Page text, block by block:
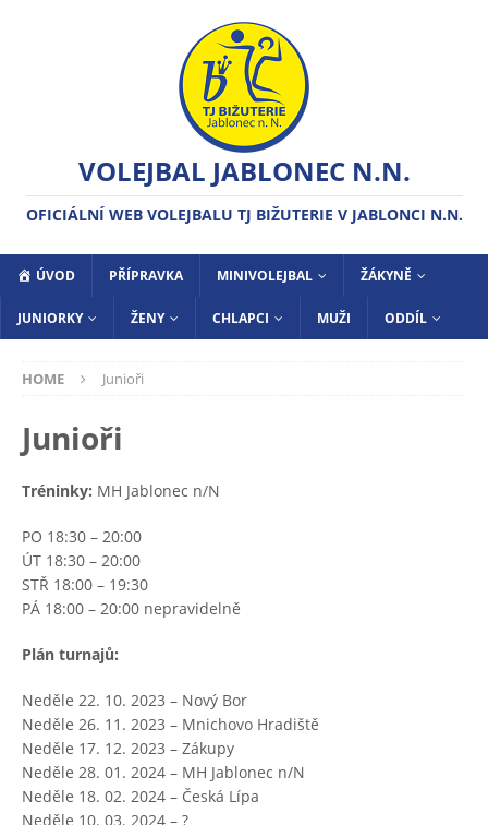
VOLEJBAL JABLONEC N.N.
OFICIÁLNÍ WEB VOLEJBALU TJ BIŽUTERIE V JABLONCI N.N.
ÚVOD PŘÍPRAVKA MINIVOLEJBAL ŽÁKYNĚ
JUNIORKY ŽENY CHLAPCI MUŽI ODDÍL
HOME Junioři
Junioři
Tréninky: MH Jablonec n/N
PO 18:30 – 20:00
ÚT 18:30 – 20:00
STŘ 18:00 – 19:30
PÁ 18:00 – 20:00 nepravidelně
Plán turnajů:
Neděle 22. 10. 2023 – Nový Bor
Neděle 26. 11. 2023 – Mnichovo Hradiště
Neděle 17. 12. 2023 – Zákupy
Neděle 28. 01. 2024 – MH Jablonec n/N
Neděle 18. 02. 2024 – Česká Lípa
Neděle 10. 03. 2024 – ?